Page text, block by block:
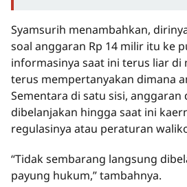
Syamsurih menambahkan,
soal anggaran Rp 14 milir itu ke
informasinya saat ini terus liar di
terus mempertanyakan dimana
Sementara di satu sisi,
dibelanjakan hingga saat ini
regulasinya atau peraturan
“Tidak sembarang langsung
payung hukum,” tambahnya.